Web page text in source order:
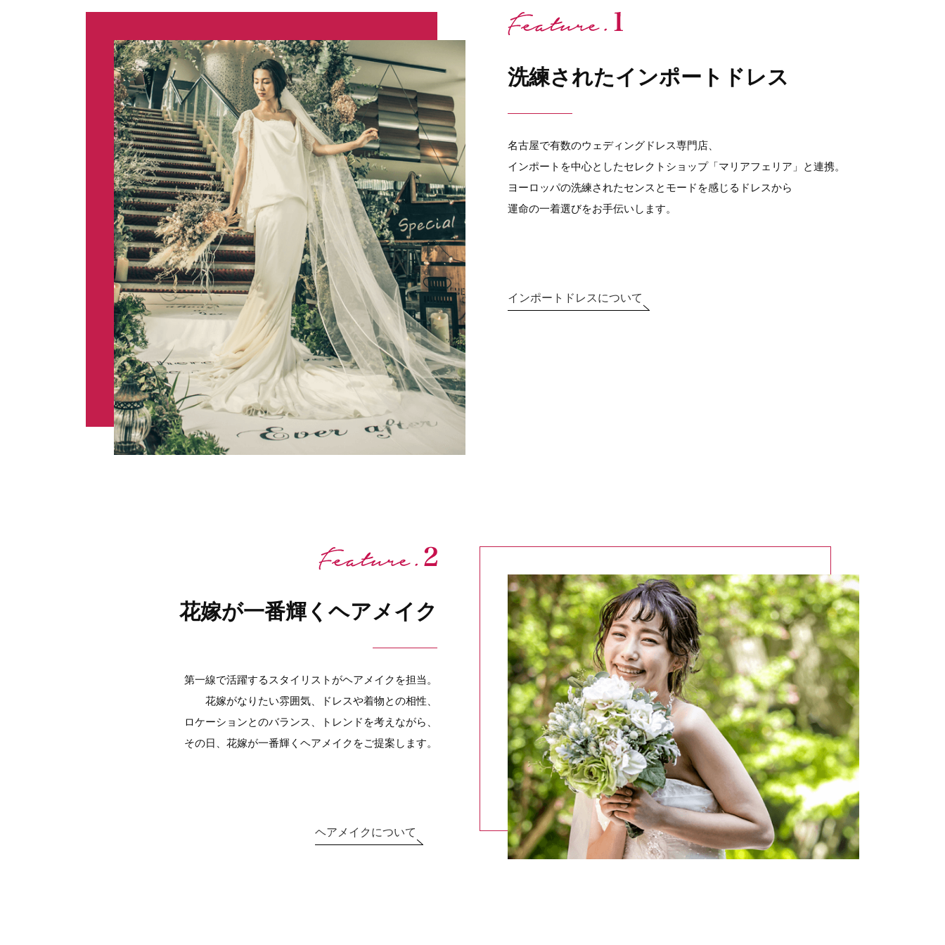
洗練されたインポートドレス
名古屋で有数のウェディングドレス専門店、
インポートを中心としたセレクトショップ「マリアフェリア」と連携。
ヨーロッパの洗練されたセンスとモードを感じるドレスから
運命の一着選びをお手伝いします。
インポートドレスについて
花嫁が一番輝くヘアメイク
第一線で活躍するスタイリストがヘアメイクを担当。
花嫁がなりたい雰囲気、ドレスや着物との相性、
ロケーションとのバランス、トレンドを考えながら、
その日、花嫁が一番輝くヘアメイクをご提案します。
ヘアメイクについて